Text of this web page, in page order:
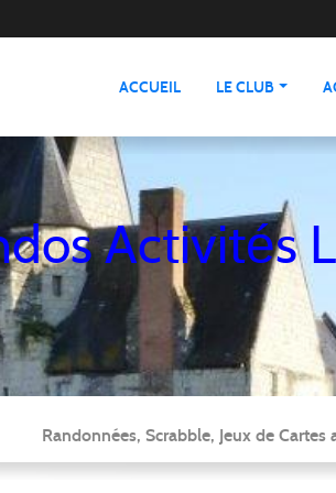
ACCUEIL LE CLUB
Activités
Randonnées, Scrabble, Jeux de Cartes